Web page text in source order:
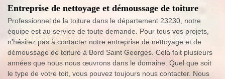
Entreprise de nettoyage et démoussage de toiture
Professionnel de la toiture dans le département 23230, notre
équipe est au service de toute demande. Pour tous vos projets,
n’hésitez pas à contacter notre entreprise de nettoyage et de
démoussage de toiture à Bord Saint Georges. Cela fait plusieurs
années que nous nous œuvrons dans le domaine. Quel que soit
le type de votre toit, vous pouvez toujours nous contacter. Nous